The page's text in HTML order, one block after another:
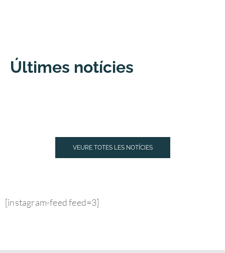
Últimes notícies
VEURE TOTES LES NOTÍCIES
[instagram-feed feed=3]